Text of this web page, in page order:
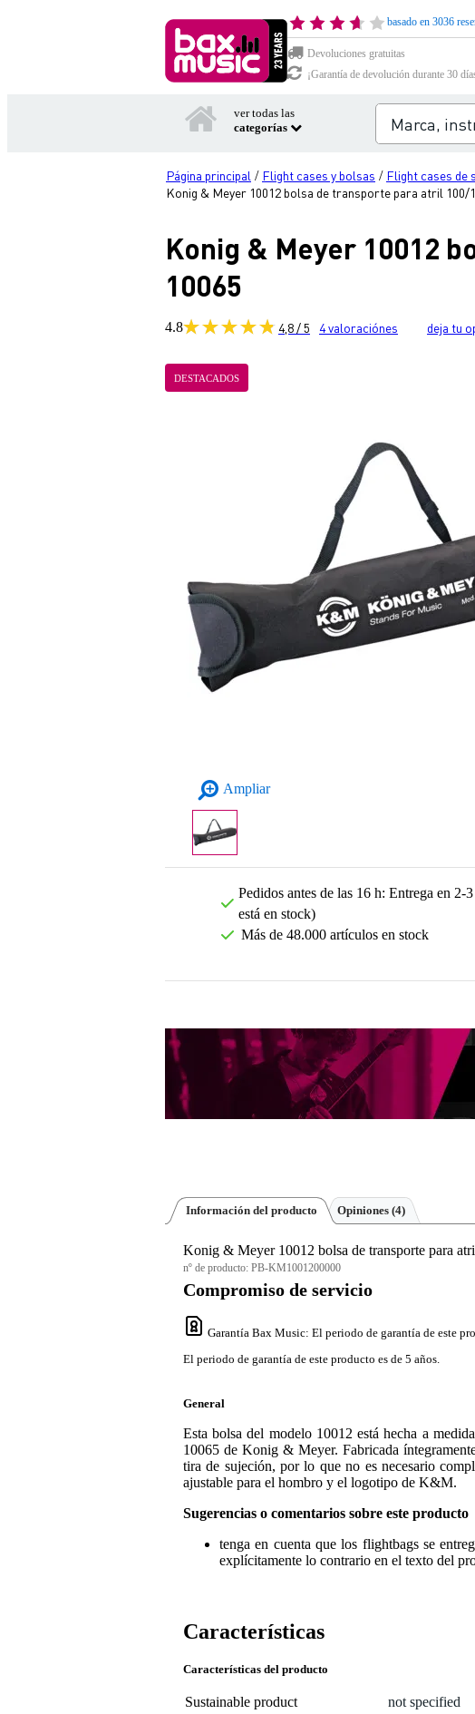
basado en 3036
Devoluciones gratuitas
¡Garantía de devolución durante 30
ver todas las
categorías
Página principal / Flight cases y bolsas / Flight cases de
Konig & Meyer 10012 bolsa de transporte para atril 100/
Konig & Meyer 10012
10065
4.8 4,8 / 5 4valoraciónes deja tu
DESTACADOS
Ampliar
Pedidos antes de las 16 h: Entrega en 2-
está en stock)
Más de 48.000 artículos en stock
Información del producto Opiniones (4)
Konig & Meyer 10012 bolsa de transporte para
nº de producto: PB-KM1001200000
Compromiso de servicio
Garantía Bax Music: El periodo de garantía de este
El periodo de garantía de este producto es de 5 años.
General
Esta bolsa del modelo 10012 está hecha a
10065 de Konig & Meyer. Fabricada
tira de sujeción, por lo que no es necesario
ajustable para el hombro y el logotipo de K&M.
Sugerencias o comentarios sobre este producto
tenga en cuenta que los flightbags se
explícitamente lo contrario en el texto del
Características
Características del producto
Sustainable product
not specified